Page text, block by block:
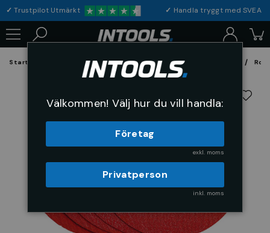
✓Trustpilot Utmärkt ✓ Handla tryggt med
Startsida Förbrukning & Maskintillbehör Fil, Slip och Borstar
Välkommen! Välj hur du vill handla:
Företag
exkl. moms
Privatperson
inkl. moms